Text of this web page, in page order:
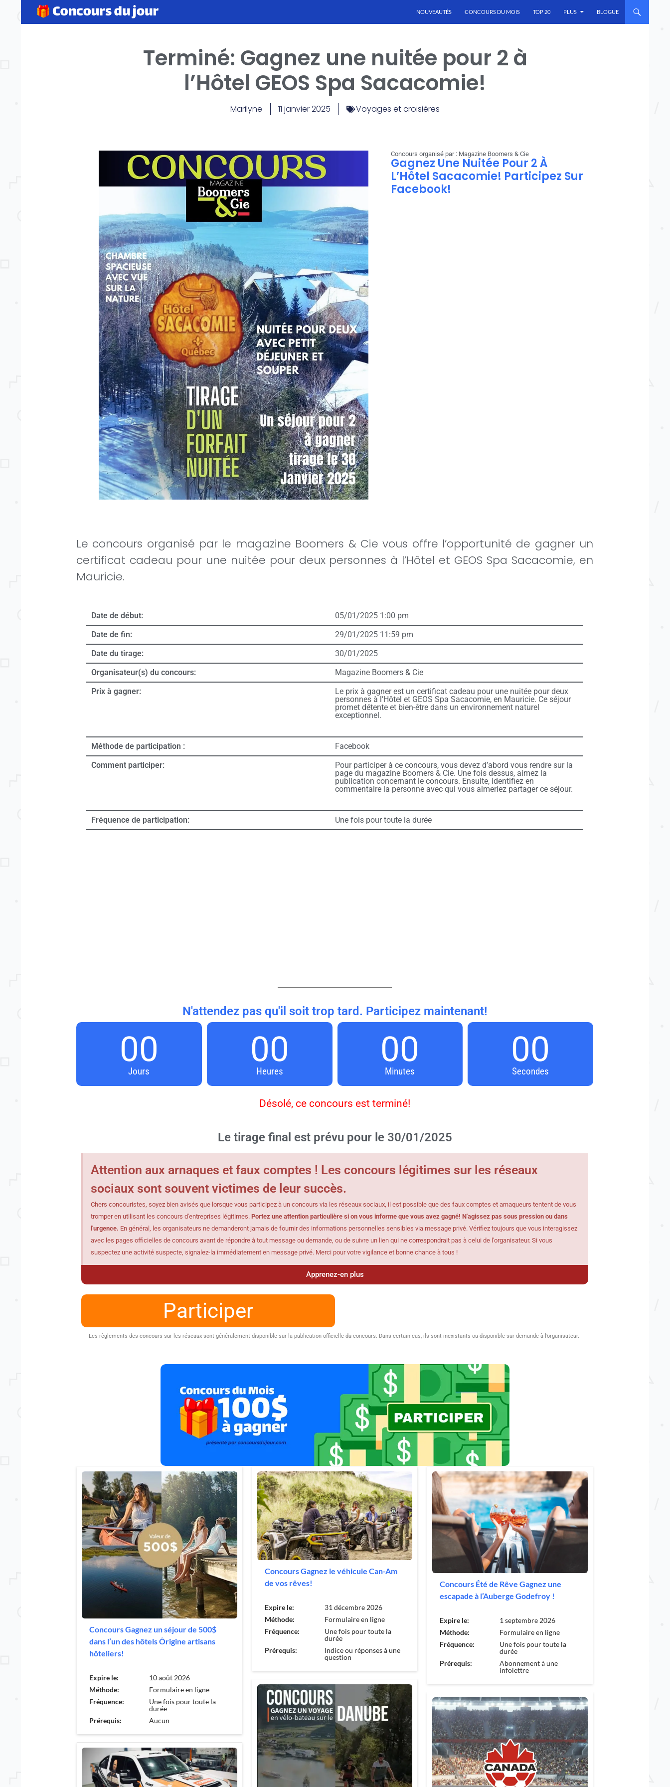
NOUVEAUTÉS CONCOURS DU MOIS TOP 20 PLUS BLOGUE
Terminé: Gagnez une nuitée pour 2 à
l’Hôtel GEOS Spa Sacacomie!
Marilyne 11 janvier 2025 Voyages et croisières
Concours organisé par : Magazine Boomers & Cie
Gagnez Une Nuitée Pour 2 À
L’Hôtel Sacacomie! Participez Sur
Facebook!
Le concours organisé par le magazine Boomers & Cie vous offre l’opportunité de gagner un
certificat cadeau pour une nuitée pour deux personnes à l’Hôtel et GEOS Spa Sacacomie, en
Mauricie.
Date de début:
05/01/2025 1:00 pm
Date de fin:
29/01/2025 11:59 pm
Date du tirage:
30/01/2025
Organisateur(s) du concours:
Magazine Boomers & Cie
Prix à gagner:
Le prix à gagner est un certificat cadeau pour une nuitée pour deux
personnes à l’Hôtel et GEOS Spa Sacacomie, en Mauricie. Ce séjour
promet détente et bien-être dans un environnement naturel
exceptionnel.
Méthode de participation :
Facebook
Comment participer:
Pour participer à ce concours, vous devez d’abord vous rendre sur la
page du magazine Boomers & Cie. Une fois dessus, aimez la
publication concernant le concours. Ensuite, identifiez en
commentaire la personne avec qui vous aimeriez partager ce séjour.
Fréquence de participation: Une fois pour toute la durée
N'attendez pas qu'il soit trop tard. Participez maintenant!
00
Jours
00
Heures
00
Minutes
00
Secondes
Désolé, ce concours est terminé!
Le tirage final est prévu pour le 30/01/2025
Attention aux arnaques et faux comptes ! Les concours légitimes sur les réseaux
sociaux sont souvent victimes de leur succès.
Chers concouristes, soyez bien avisés que lorsque vous participez à un concours via les réseaux sociaux, il est possible que des faux comptes et arnaqueurs tentent de vous
tromper en utilisant les concours d'entreprises légitimes. Portez une attention particulière si on vous informe que vous avez gagné! N'agissez pas sous pression ou dans
l'urgence. En général, les organisateurs ne demanderont jamais de fournir des informations personnelles sensibles via message privé. Vérifiez toujours que vous interagissez
avec les pages officielles de concours avant de répondre à tout message ou demande, ou de suivre un lien qui ne correspondrait pas à celui de l'organisateur. Si vous
suspectez une activité suspecte, signalez-la immédiatement en message privé. Merci pour votre vigilance et bonne chance à tous !
Apprenez-en plus
Participer
Les règlements des concours sur les réseaux sont généralement disponible sur la publication officielle du concours. Dans certain cas, ils sont inexistants ou disponible sur demande à l’organisateur.
Concours Gagnez un séjour de 500$
dans l’un des hôtels Ôrigine artisans
hôteliers!
Expire le:
10 août 2026
Méthode:
Formulaire en ligne
Fréquence:
Une fois pour toute la
durée
Prérequis:
Aucun
Concours Gagnez le véhicule Can-Am
de vos rêves!
Expire le:
31 décembre 2026
Méthode:
Formulaire en ligne
Fréquence:
Une fois pour toute la
durée
Prérequis:
Indice ou réponses à une
question
Concours Été de Rêve Gagnez une
escapade à l’Auberge Godefroy !
Expire le:
1 septembre 2026
Méthode:
Formulaire en ligne
Fréquence:
Une fois pour toute la
durée
Prérequis:
Abonnement à une
infolettre